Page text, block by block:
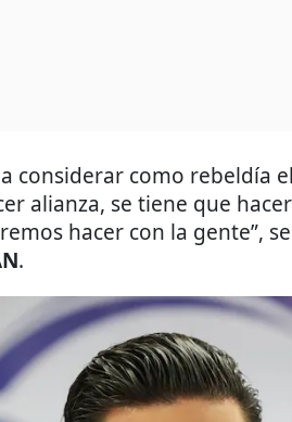
considerar como rebeldía
alianza, se tiene que
hacer con la gente”,
.